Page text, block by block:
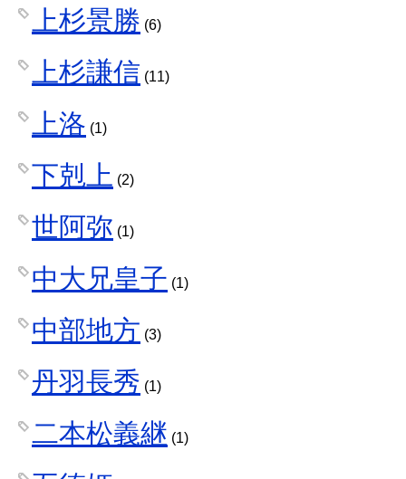
上杉景勝 (6)
上杉謙信 (11)
上洛 (1)
下剋上 (2)
世阿弥 (1)
中大兄皇子 (1)
中部地方 (3)
丹羽長秀 (1)
二本松義継 (1)